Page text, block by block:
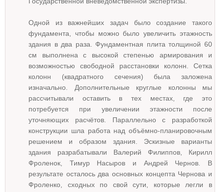
Одной из важнейших задач было создание такого
фундамента, чтобы можно было увеличить этажность
здания в два раза. Фундаментная плита толщиной 60
см выполнена с высокой степенью армирования и
возможностью свободной расстановки колонн. Сетка
колонн (квадратного сечения) была заложена
изначально. Дополнительные круглые колонны мы
рассчитывали оставить в тех местах, где это
потребуется при увеличении этажности после
уточняющих расчётов. Параллельно с разработкой
конструкции шла работа над объёмно-планировочным
решением и образом здания. Эскизные варианты
здания разрабатывали Валерий Филиппов, Кирилл
Фроленок, Тимур Насыров и Андрей Чернов. В
результате осталось два основных концепта Чернова и
Фроленко, сходных по свой сути, которые легли в